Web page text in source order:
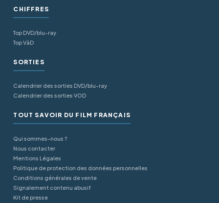
CHIFFRES
Top DVD/blu-ray
Top VàD
SORTIES
Calendrier des sorties DVD/blu-ray
Calendrier des sorties VOD
TOUT SAVOIR DU FILM FRANÇAIS
Qui sommes-nous ?
Nous contacter
Mentions Légales
Politique de protection des données personnelles
Conditions générales de vente
Signalement contenu abusif
Kit de presse